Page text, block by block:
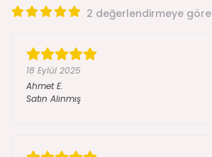
2 değerlendirmeye göre
18 Eylül 2025
Ahmet E.
Satın Alınmış